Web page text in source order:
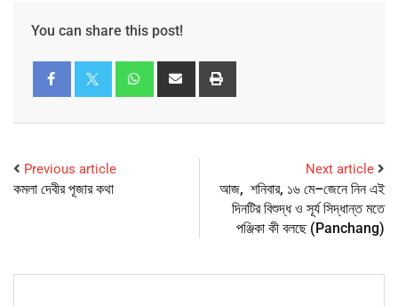
You can share this post!
Previous article
কমলা দেবীর পূজার কথা
Next article
আজ, শনিবার, ১৬ মে–জেনে নিন এই
দিনটির বিশুদ্ধ ও সূর্য সিদ্ধান্ত মতে
পঞ্জিকা কী বলছে (Panchang)